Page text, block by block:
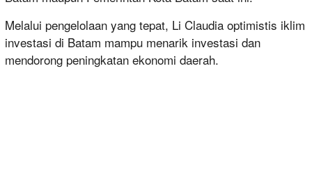
Melalui pengelolaan yang tepat, Li Claudia optimistis iklim
investasi di Batam mampu menarik investasi dan
mendorong peningkatan ekonomi daerah.